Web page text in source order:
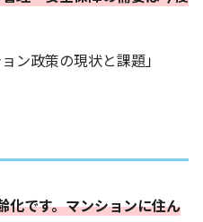
ン政策の現状と課題」
化です。マンションに住ん